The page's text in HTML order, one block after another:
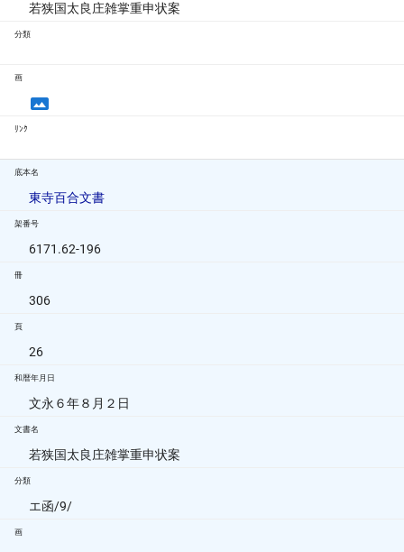
若狭国太良庄雑掌重申状案
分類
画
ﾘﾝｸ
底本名
東寺百合文書
架番号
6171.62-196
冊
306
頁
26
和暦年月日
文永６年８月２日
文書名
若狭国太良庄雑掌重申状案
分類
エ函/9/
画